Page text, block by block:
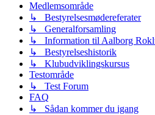
Medlemsområde
↳ Bestyrelsesmødereferater
↳ Generalforsamling
↳ Information til Aalborg
↳ Bestyrelseshistorik
↳ Klubudviklingskursus
Testområde
↳ Test Forum
FAQ
↳ Sådan kommer du igang